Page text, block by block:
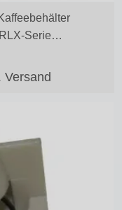
Serie…
Versand